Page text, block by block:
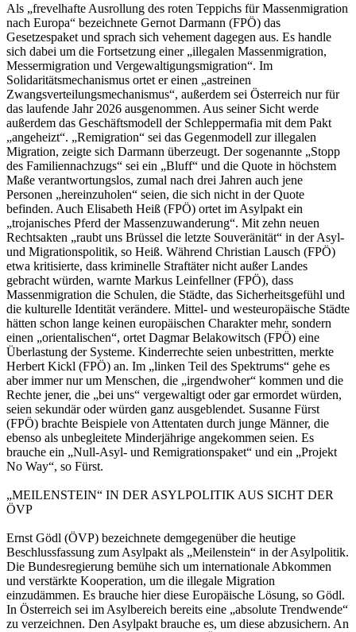
Als „frevelhafte Ausrollung des roten Teppichs für Massenmigration
nach Europa“ bezeichnete Gernot Darmann (FPÖ) das
Gesetzespaket und sprach sich vehement dagegen aus. Es handle
sich dabei um die Fortsetzung einer „illegalen Massenmigration,
Messermigration und Vergewaltigungsmigration“. Im
Solidaritätsmechanismus ortet er einen „astreinen
Zwangsverteilungsmechanismus“, außerdem sei Österreich nur für
das laufende Jahr 2026 ausgenommen. Aus seiner Sicht werde
außerdem das Geschäftsmodell der Schleppermafia mit dem Pakt
„angeheizt“. „Remigration“ sei das Gegenmodell zur illegalen
Migration, zeigte sich Darmann überzeugt. Der sogenannte „Stopp
des Familiennachzugs“ sei ein „Bluff“ und die Quote in höchstem
Maße verantwortungslos, zumal nach drei Jahren auch jene
Personen „hereinzuholen“ seien, die sich nicht in der Quote
befinden. Auch Elisabeth Heiß (FPÖ) ortet im Asylpakt ein
„trojanisches Pferd der Massenzuwanderung“. Mit zehn neuen
Rechtsakten „raubt uns Brüssel die letzte Souveränität“ in der Asyl-
und Migrationspolitik, so Heiß. Während Christian Lausch (FPÖ)
etwa kritisierte, dass kriminelle Straftäter nicht außer Landes
gebracht würden, warnte Markus Leinfellner (FPÖ), dass
Massenmigration die Schulen, die Städte, das Sicherheitsgefühl und
die kulturelle Identität verändere. Mittel- und westeuropäische Städte
hätten schon lange keinen europäischen Charakter mehr, sondern
einen „orientalischen“, ortet Dagmar Belakowitsch (FPÖ) eine
Überlastung der Systeme. Kinderrechte seien unbestritten, merkte
Herbert Kickl (FPÖ) an. Im „linken Teil des Spektrums“ gehe es
aber immer nur um Menschen, die „irgendwoher“ kommen und die
Rechte jener, die „bei uns“ vergewaltigt oder gar ermordet würden,
seien sekundär oder würden ganz ausgeblendet. Susanne Fürst
(FPÖ) brachte Beispiele von Attentaten durch junge Männer, die
ebenso als unbegleitete Minderjährige angekommen seien. Es
brauche ein „Null-Asyl- und Remigrationspaket“ und ein „Projekt
No Way“, so Fürst.
„MEILENSTEIN“ IN DER ASYLPOLITIK AUS SICHT DER
ÖVP
Ernst Gödl (ÖVP) bezeichnete demgegenüber die heutige
Beschlussfassung zum Asylpakt als „Meilenstein“ in der Asylpolitik.
Die Bundesregierung bemühe sich um internationale Abkommen
und verstärkte Kooperation, um die illegale Migration
einzudämmen. Es brauche hier diese Europäische Lösung, so Gödl.
In Österreich sei im Asylbereich bereits eine „absolute Trendwende“
zu verzeichnen. Den Asylpakt brauche es, um diese abzusichern. An